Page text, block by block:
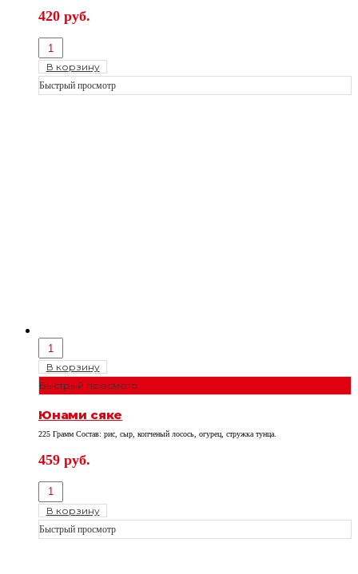
420 руб.
В корзину
Быстрый просмотр
В корзину
Быстрый просмотр
Юнами сяке
225 Грамм Состав: рис, сыр, копченый лосось, огурец, стружка тунца.
459 руб.
В корзину
Быстрый просмотр